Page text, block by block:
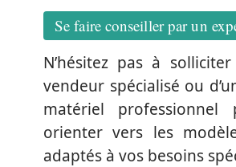
Se faire conseiller par un
N’hésitez pas à solliciter
vendeur spécialisé ou
matériel professionnel
orienter vers les
adaptés à vos besoins